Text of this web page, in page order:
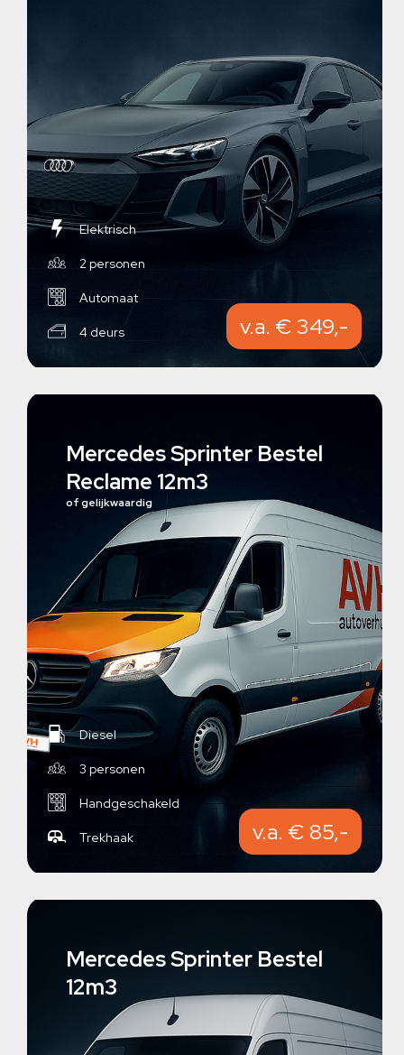
Elektrisch
2 personen
Automaat
4 deurs v.a. € 349,-
Mercedes Sprinter Bestel
Reclame 12m3
of gelijkwaardig
Diesel
3 personen
Handgeschakeld
Trekhaak v.a. € 85,-
Mercedes Sprinter Bestel
12m3